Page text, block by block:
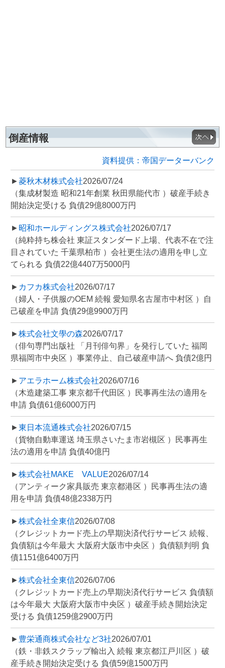
倒産情報
資料提供：帝国データーバンク
►菱秋木材株式会社2026/07/24
（集成材製造 昭和21年創業 秋田県能代市 ）破産手続き
開始決定受ける 負債29億8000万円
► 昭和ホールディングス株式会社2026/07/17
（純粋持ち株会社 東証スタンダード上場、代表不在で注
目されていた 千葉県柏市 ）会社更生法の適用を申し立
てられる 負債22億4407万5000円
► カフカ株式会社2026/07/17
（婦人・子供服のOEM 続報 愛知県名古屋市中村区 ）自
己破産を申請 負債29億9900万円
►株式会社文學の森2026/07/17
（俳句専門出版社 「月刊俳句界」を発行していた 福岡
県福岡市中央区 ）事業停止、自己破産申請へ 負債2億円
► アエラホーム株式会社2026/07/16
（木造建築工事 東京都千代田区 ）民事再生法の適用を
申請 負債61億6000万円
►東日本流通株式会社2026/07/15
（貨物自動車運送 埼玉県さいたま市岩槻区 ）民事再生
法の適用を申請 負債40億円
►株式会社MAKE VALUE2026/07/14
（アンティーク家具販売 東京都港区 ）民事再生法の適
用を申請 負債48億2338万円
►株式会社全東信2026/07/08
（クレジットカード売上の早期決済代行サービス 続報、
負債額は今年最大 大阪府大阪市中央区 ）負債額判明 負
債1151億6400万円
►株式会社全東信2026/07/06
（クレジットカード売上の早期決済代行サービス 負債額
は今年最大 大阪府大阪市中央区 ）破産手続き開始決定
受ける 負債1259億2900万円
► 豊栄通商株式会社など3社2026/07/01
（鉄・非鉄スクラップ輸出入 続報 東京都江戸川区 ）破
産手続き開始決定受ける 負債59億1500万円